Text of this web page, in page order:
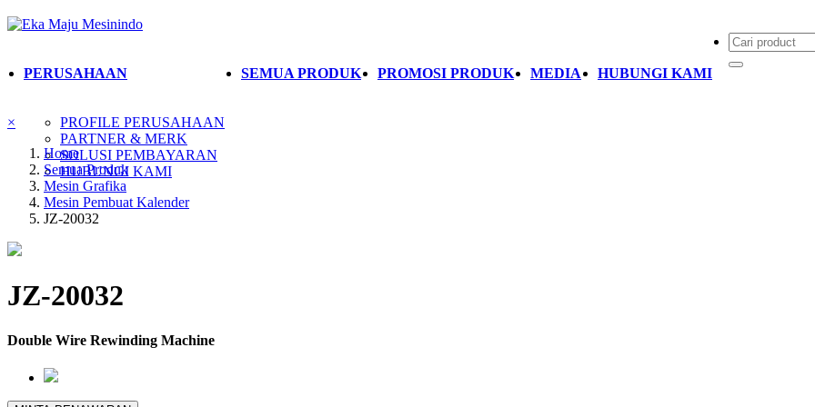
PERUSAHAAN
PROFILE PERUSAHAAN
PARTNER & MERK
SOLUSI PEMBAYARAN
HUBUNGI KAMI
SEMUA PRODUK PROMOSI PRODUK MEDIA HUBUNGI KAMI
×
Home
Semua Produk
Mesin Grafika
Mesin Pembuat Kalender
JZ-20032
JZ-20032
Double Wire Rewinding Machine